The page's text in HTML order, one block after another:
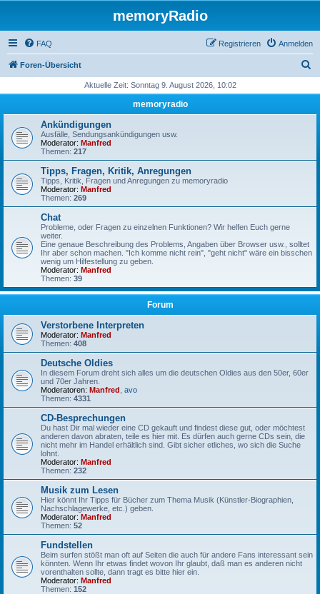
memoryRadio
FAQ Anmelden
Registrieren
Foren-Übersicht
h
Aktuelle Zeit: Sonntag 9. August 2026, 10:02
memoryradio
Ankündigungen
Ausfälle, Sendungsankündigungen usw.
Moderator: Manfred
Themen: 217
Tipps, Fragen, Kritik, Anregungen
Tipps, Kritik, Fragen und Anregungen zu memoryradio
Moderator: Manfred
Themen: 269
Chat
Probleme, oder Fragen zu einzelnen Funktionen? Wir helfen Euch gerne
weiter.
Eine genaue Beschreibung des Problems, Angaben über Browser usw., solltet
Ihr aber schon machen. "Ich komme nicht rein", "geht nicht" wäre ein bisschen
wenig um Hilfestellung zu geben.
Moderator: Manfred
Themen: 39
Forum
Verstorbene Interpreten
Moderator: Manfred
Themen: 408
Deutsche Oldies
In diesem Forum dreht sich alles um die deutschen Oldies aus den 50er, 60er
und 70er Jahren.
Moderatoren: Manfred avo
Themen: 4331
CD-Besprechungen
Du hast Dir mal wieder eine CD gekauft und findest diese gut, oder möchtest
anderen davon abraten, teile es hier mit. Es dürfen auch gerne CDs sein, die
nicht mehr im Handel erhältlich sind. Gibt sicher etliches, wo sich die Suche
lohnt.
Moderator: Manfred
Themen: 232
Musik zum Lesen
Hier könnt Ihr Tipps für Bücher zum Thema Musik (Künstler-Biographien,
Nachschlagewerke, etc.) geben.
Moderator: Manfred
Themen: 52
Fundstellen
Beim surfen stößt man oft auf Seiten die auch für andere Fans interessant sein
könnten. Wenn Ihr etwas findet wovon Ihr glaubt, daß man es anderen nicht
vorenthalten sollte, dann tragt es bitte hier ein.
Moderator: Manfred
Themen: 152